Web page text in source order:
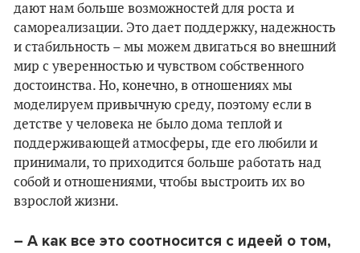
дают нам больше возможностей для роста и
самореализации. Это дает поддержку, надежность
и стабильность – мы можем двигаться во внешний
мир с уверенностью и чувством собственного
достоинства. Но, конечно, в отношениях мы
моделируем привычную среду, поэтому если в
детстве у человека не было дома теплой и
поддерживающей атмосферы, где его любили и
принимали, то приходится больше работать над
собой и отношениями, чтобы выстроить их во
взрослой жизни.
– А как все это соотносится с идеей о том,